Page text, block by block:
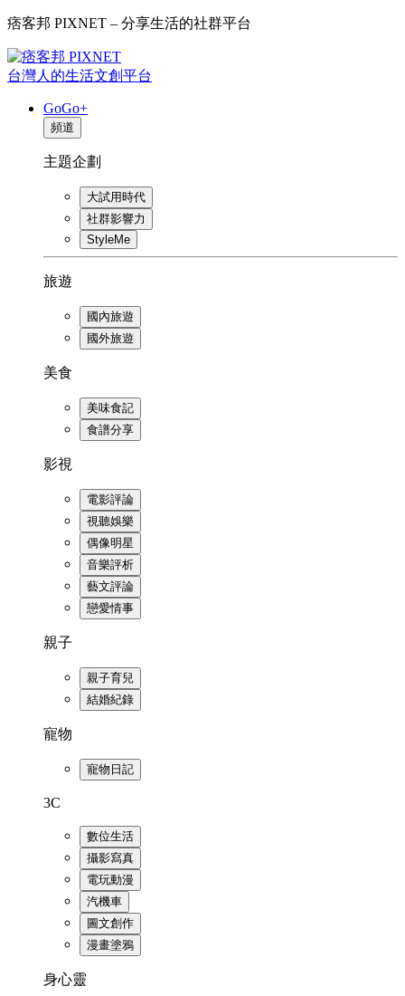
痞客邦 PIXNET – 分享生活的社群平台
台灣人的生活文創平台
GoGo+
頻道
主題企劃
大試用時代
社群影響力
StyleMe
旅遊
國內旅遊
國外旅遊
美食
美味食記
食譜分享
影視
電影評論
視聽娛樂
偶像明星
音樂評析
藝文評論
戀愛情事
親子
親子育兒
結婚紀錄
寵物
寵物日記
3C
數位生活
攝影寫真
電玩動漫
汽機車
圖文創作
漫畫塗鴉
身心靈